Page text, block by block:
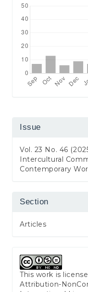
Issue
Vol. 23 No. 46
Intercultural
Contemporary
Section
Articles
This work is
Attribution-